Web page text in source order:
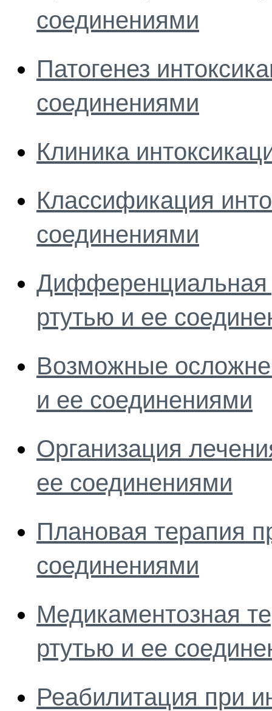
соединениями
Патогенез
соединениями
Клиника
Классификация
соединениями
Дифференциальная
ртутью и ее
Возможные
и ее соединениями
Организация
ее соединениями
Плановая терапия
соединениями
Медикаментозная
ртутью и ее
Реабилитация при